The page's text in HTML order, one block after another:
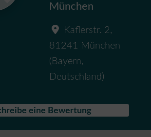
München
Kaflerstr. 2,
81241 München
( Bayern,
Deutschland )
eine Bewertung